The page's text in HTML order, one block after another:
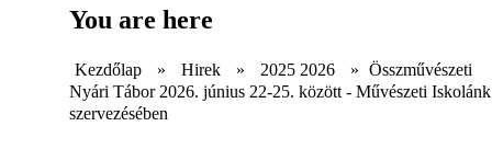
You are here
Kezdőlap » Hirek » 2025 2026 » Összművészeti
Nyári Tábor 2026. június 22-25. között - Művészeti Iskolánk
szervezésében